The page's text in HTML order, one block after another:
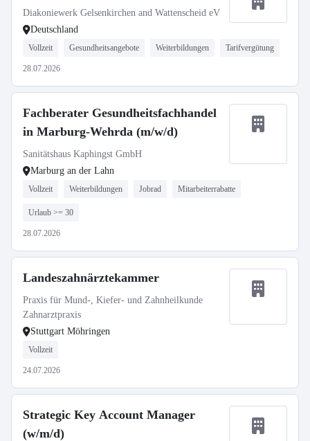
Diakoniewerk Gelsenkirchen and Wattenscheid eV
Deutschland
Vollzeit Gesundheitsangebote Weiterbildungen Tarifvergütung
28.07.2026
Fachberater Gesundheitsfachhandel
in Marburg-Wehrda (m/w/d)
Sanitätshaus Kaphingst GmbH
Marburg an der Lahn
Vollzeit Weiterbildungen Jobrad Mitarbeiterrabatte
Urlaub >= 30
28.07.2026
Landeszahnärztekammer
Praxis für Mund-, Kiefer- und Zahnheilkunde
Zahnarztpraxis
Stuttgart Möhringen
Vollzeit
24.07.2026
Strategic Key Account Manager
(w/m/d)